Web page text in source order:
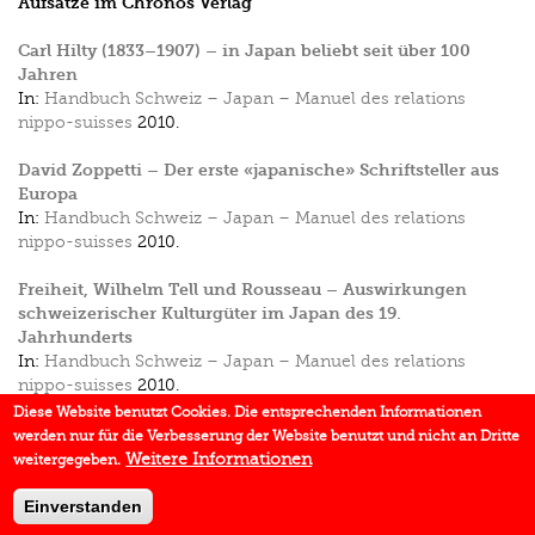
Carl Hilty (1833–1907) – in Japan beliebt seit über 100
Jahren
In: Handbuch Schweiz – Japan – Manuel des relations
nippo-suisses 2010.
David Zoppetti – Der erste «japanische» Schriftsteller aus
Europa
In: Handbuch Schweiz – Japan – Manuel des relations
nippo-suisses 2010.
Freiheit, Wilhelm Tell und Rousseau – Auswirkungen
schweizerischer Kulturgüter im Japan des 19.
Jahrhunderts
In: Handbuch Schweiz – Japan – Manuel des relations
nippo-suisses 2010.
Henri-Frédéric Amiel (1821–1881) – Begleiter auf dem
Wege der inneren Beschauung
nippo-suisses 2010.
Diese Website benutzt Cookies. Die entsprechenden Informationen
werden nur für die Verbesserung der Website benutzt und nicht an Dritte
weitergegeben. Weitere Informationen
Einverstanden